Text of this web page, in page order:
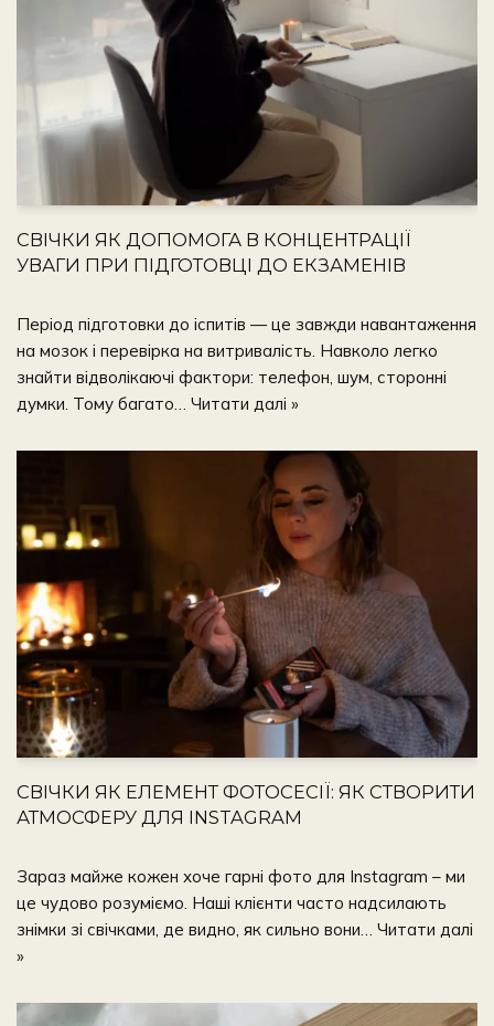
СВІЧКИ ЯК ДОПОМОГА В КОНЦЕНТРАЦІЇ
УВАГИ ПРИ ПІДГОТОВЦІ ДО ЕКЗАМЕНІВ
Період підготовки до іспитів — це завжди навантаження
на мозок і перевірка на витривалість. Навколо легко
знайти відволікаючі фактори: телефон, шум, сторонні
думки. Тому багато… Читати далі »
СВІЧКИ ЯК ЕЛЕМЕНТ ФОТОСЕСІЇ: ЯК СТВОРИТИ
АТМОСФЕРУ ДЛЯ INSTAGRAM
Зараз майже кожен хоче гарні фото для Instagram – ми
це чудово розуміємо. Наші клієнти часто надсилають
знімки зі свічками, де видно, як сильно вони… Читати далі
»